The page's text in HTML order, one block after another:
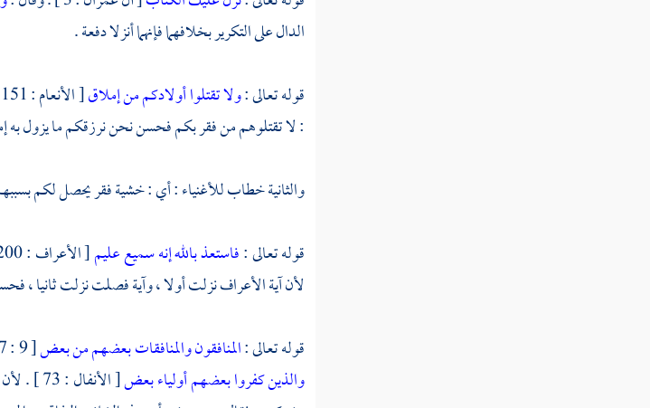
الدال على التكرير بخلافهما فإنهما أنزلا دفعة .
قوله تعالى :ولا تقتلوا أولادكم من إملاق[ الأنعام : 151 ] . وفي الإسراء :
: لا تقتلوهم من فقر بكم فحسن نحن نرزقكم ما يزول به
والثانية خطاب للأغنياء : أي : خشية فقر يحصل لكم
قوله تعالى :فاستعذ بالله إنه سميع عليم[ الأعراف : 200 ] . وفي فصلت :
لأن آية الأعراف نزلت أولا ، وآية فصلت نزلت ثانيا ،
قوله تعالى :المنافقون والمنافقات بعضهم من بعض[ 9 : 67 ] . وقال في المؤمنين :
والذين كفروا بعضهم أولياء بعض
[